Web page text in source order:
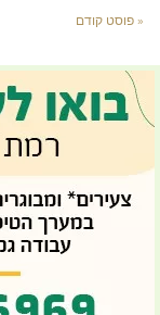
« פוסט קודם